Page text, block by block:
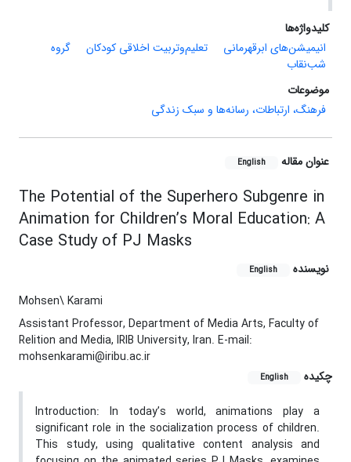
کلیدواژه‌ها
انیمیشن‌های ابرقهرمانی
تعلیم‌وتربیت اخلاقی کودکان
گروه
شب‌نقاب
موضوعات
فرهنگ، ارتباطات، رسانه‌ها و سبک زندگی
عنوان مقاله English
The Potential of the Superhero Subgenre in
Animation for Children’s Moral Education: A
Case Study of PJ Masks
نویسنده English
Mohsen\ Karami
Assistant Professor, Department of Media Arts, Faculty of
Relition and Media, IRIB University, Iran. E-mail:
mohsenkarami@iribu.ac.ir
چکیده
English
Introduction: In today’s world, animations play a
significant role in the socialization process of children.
This study, using qualitative content analysis and